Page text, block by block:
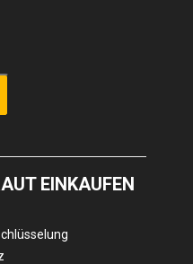
EINKAUFEN